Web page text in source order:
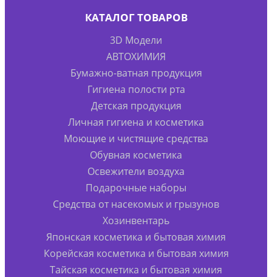
КАТАЛОГ ТОВАРОВ
3D Модели
АВТОХИМИЯ
Бумажно-ватная продукция
Гигиена полости рта
Детская продукция
Личная гигиена и косметика
Моющие и чистящие средства
Обувная косметика
Освежители воздуха
Подарочные наборы
Средства от насекомых и грызунов
Хозинвентарь
Японская косметика и бытовая химия
Корейская косметика и бытовая химия
Тайская косметика и бытовая химия